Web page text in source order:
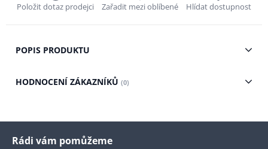
Položit dotaz prodejci Zařadit mezi oblíbené Hlídat dostupnost
POPIS PRODUKTU
HODNOCENÍ ZÁKAZNÍKŮ (0)
Rádi vám pomůžeme